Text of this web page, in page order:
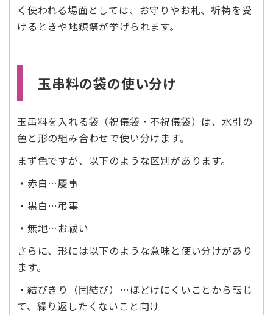
く使われる場面としては、お守りやお札、祈祷を受
けるときや地鎮祭が挙げられます。
玉串料の袋の使い分け
玉串料を入れる袋（祝儀袋・不祝儀袋）は、水引の
色と形の組み合わせで使い分けます。
まず色ですが、以下のような区別があります。
・赤白…慶事
・黒白…弔事
・無地…お祓い
さらに、形には以下のような意味と使い分けがあり
ます。
・結びきり（固結び）…ほどけにくいことから転じ
て、繰り返したくないこと向け